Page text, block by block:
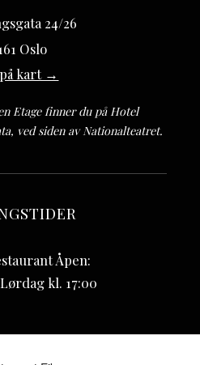
24/26
Oslo
kart →
Etage finner du på Hotel
ved siden av Nationalteatret.
Åpen:
kl. 17:00